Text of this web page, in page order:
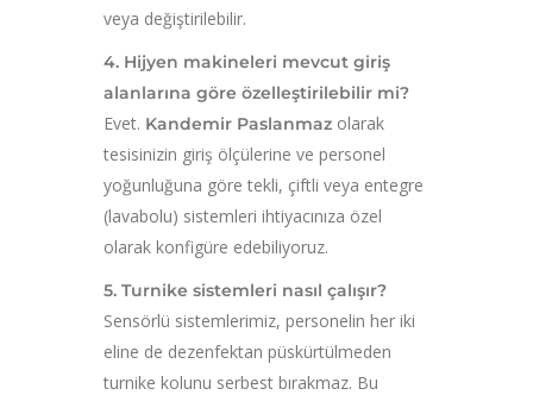
veya değiştirilebilir.
4. Hijyen makineleri mevcut giriş
alanlarına göre özelleştirilebilir mi?
Evet. Kandemir Paslanmaz olarak
tesisinizin giriş ölçülerine ve personel
yoğunluğuna göre tekli, çiftli veya entegre
(lavabolu) sistemleri ihtiyacınıza özel
olarak konfigüre edebiliyoruz.
5. Turnike sistemleri nasıl çalışır?
Sensörlü sistemlerimiz, personelin her iki
eline de dezenfektan püskürtülmeden
turnike kolunu serbest bırakmaz. Bu